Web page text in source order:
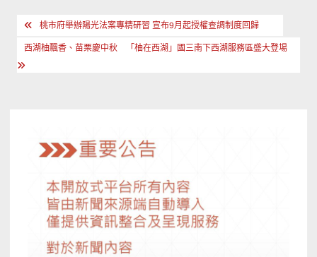
文
章
導
桃市府舉辦陽光法案專精研習 宣布9月起授權查調制度回歸
西湖柚飄香、苗栗慶中秋 「柚在西湖」國三南下西湖服務區盛大登場